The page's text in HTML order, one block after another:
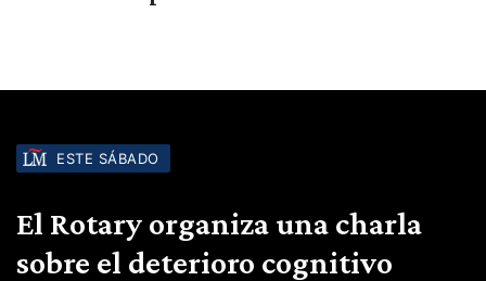
ESTE SÁBADO
El Rotary organiza una charla
sobre el deterioro cognitivo